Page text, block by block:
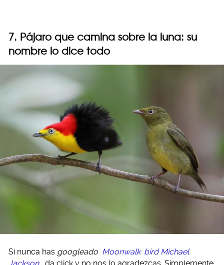
7. Pájaro que camina sobre la luna: su
nombre lo dice todo
Si nunca has googleado Moonwalk bird Michael
Jackson
, da click y no nos lo agradezcas. Simplemente